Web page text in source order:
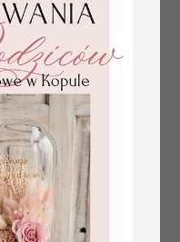
Promocja:
/125.00 PLN